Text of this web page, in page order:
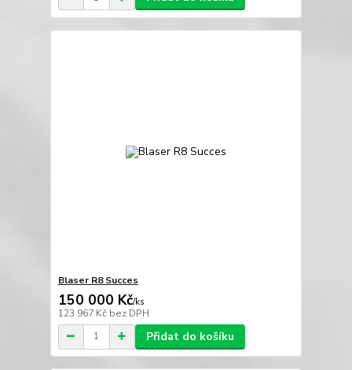
Blaser R8 Succes
150 000 Kč/ks
123 967 Kč bez DPH
Přidat do košíku